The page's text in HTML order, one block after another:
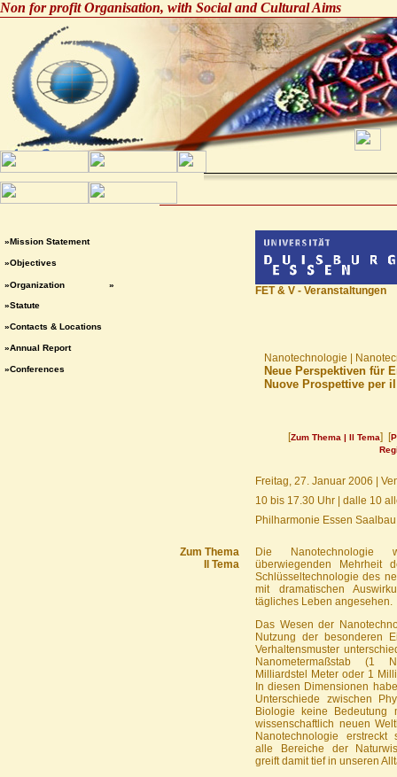
Non for profit Organisation, with Social and Cultural Aims
»Mission Statement
»Objectives
»Organization »
»Statute
»Contacts & Locations
»Annual Report
»Conferences
FET & V - Veranstaltungen
Nanotechnologie |
Neue Perspektiven für
Nuove Prospettive per
[Zum Thema | Il Tema] [
Freitag, 27. Januar 2006 |
10 bis 17.30 Uhr | dalle 10
Philharmonie Essen
Zum Thema
Il Tema
Die
überwiegenden Mehrheit
Schlüsseltechnologie des
mit dramatischen
tägliches Leben angesehen.
Das Wesen der
Nutzung der besonderen
Verhaltensmuster
Nanometermaßstab (1
Milliardstel Meter oder 1
In diesen Dimensionen
Unterschiede zwischen
Biologie keine Bedeutung
wissenschaftlich neuen
Nanotechnologie
alle Bereiche der
greift damit tief in unseren